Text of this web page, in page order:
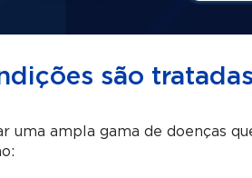
são
uma ampla gama de doenças